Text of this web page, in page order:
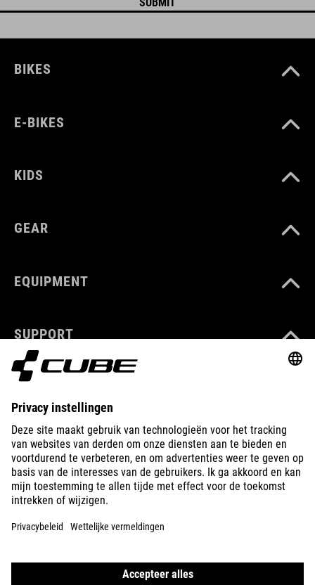
BIKES
E-BIKES
KIDS
GEAR
EQUIPMENT
SUPPORT
ABOUT US
EXPLORE